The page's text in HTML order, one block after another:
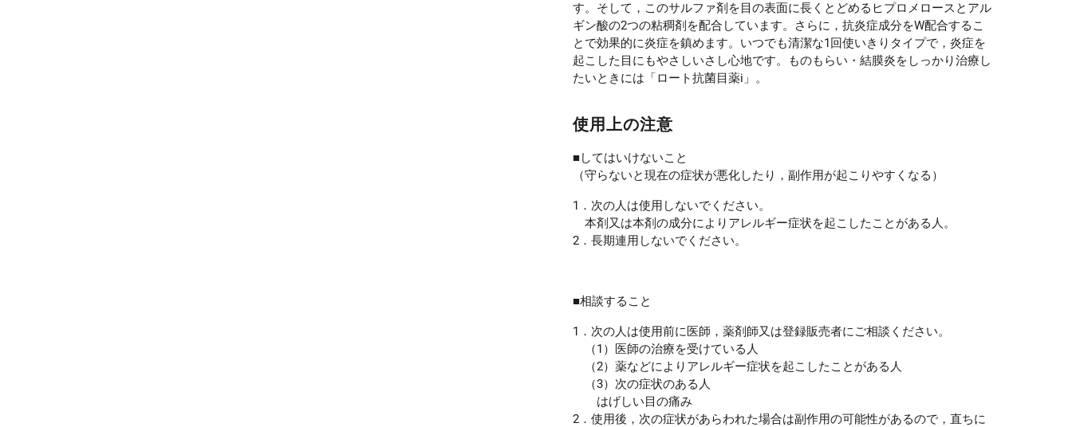
す。そして，このサルファ剤を目の表面に長くとどめるヒプロメロースとアル
ギン酸の2つの粘稠剤を配合しています。さらに，抗炎症成分をW配合するこ
とで効果的に炎症を鎮めます。いつでも清潔な1回使いきりタイプで，炎症を
起こした目にもやさしいさし心地です。ものもらい・結膜炎をしっかり治療し
たいときには「ロート抗菌目薬i」。
使用上の注意
■してはいけないこと
（守らないと現在の症状が悪化したり，副作用が起こりやすくなる）
1．次の人は使用しないでください。
本剤又は本剤の成分によりアレルギー症状を起こしたことがある人。
2．長期連用しないでください。
■相談すること
1．次の人は使用前に医師，薬剤師又は登録販売者にご相談ください。
（1）医師の治療を受けている人
（2）薬などによりアレルギー症状を起こしたことがある人
（3）次の症状のある人
はげしい目の痛み
2．使用後，次の症状があらわれた場合は副作用の可能性があるので，直ちに